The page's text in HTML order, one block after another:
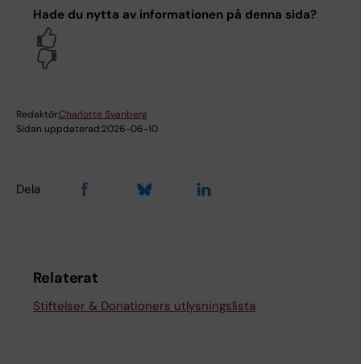
Hade du nytta av informationen på denna sida?
Redaktör:Charlotte Svanberg
Sidan uppdaterad:2026-06-10
Dela
Relaterat
Stiftelser & Donationers utlysningslista